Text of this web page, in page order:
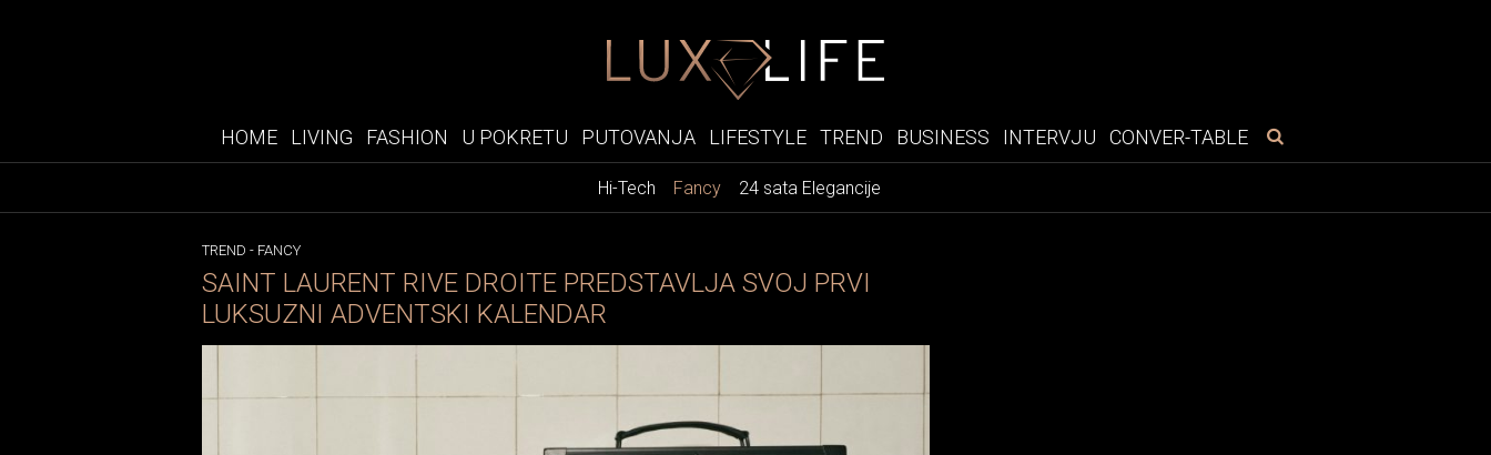
HOME LIVING FASHION U POKRETU PUTOVANJA LIFESTYLE TREND BUSINESS INTERVJU CONVER-TABLE
Hi-Tech Fancy 24 sata Elegancije
TREND - FANCY
SAINT LAURENT RIVE DROITE PREDSTAVLJA SVOJ PRVI
LUKSUZNI ADVENTSKI KALENDAR